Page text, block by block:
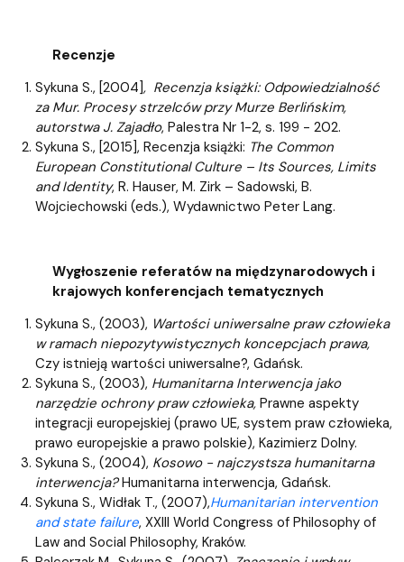
Recenzje
Sykuna S., [2004], Recenzja książki: Odpowiedzialność
za Mur. Procesy strzelców przy Murze Berlińskim,
autorstwa J. Zajadło, Palestra Nr 1-2, s. 199 - 202.
Sykuna S., [2015], Recenzja książki: The Common
European Constitutional Culture – Its Sources, Limits
and Identity, R. Hauser, M. Zirk – Sadowski, B.
Wojciechowski (eds.), Wydawnictwo Peter Lang.
Wygłoszenie referatów na międzynarodowych i
krajowych konferencjach tematycznych
Sykuna S., (2003), Wartości uniwersalne praw człowieka
w ramach niepozytywistycznych koncepcjach prawa,
Czy istnieją wartości uniwersalne?, Gdańsk.
Sykuna S., (2003), Humanitarna Interwencja jako
narzędzie ochrony praw człowieka, Prawne aspekty
integracji europejskiej (prawo UE, system praw człowieka,
prawo europejskie a prawo polskie), Kazimierz Dolny.
Sykuna S., (2004), Kosowo - najczystsza humanitarna
interwencja?Humanitarna interwencja, Gdańsk.
Sykuna S., Widłak T., (2007),Humanitarian intervention
and state failure, XXIII World Congress of Philosophy of
Law and Social Philosophy, Kraków.